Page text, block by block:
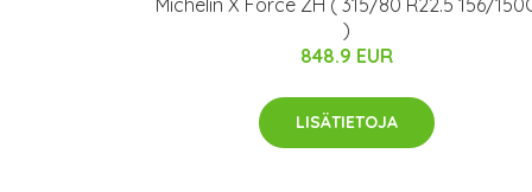
)
848.9 EUR
LISÄTIETOJA